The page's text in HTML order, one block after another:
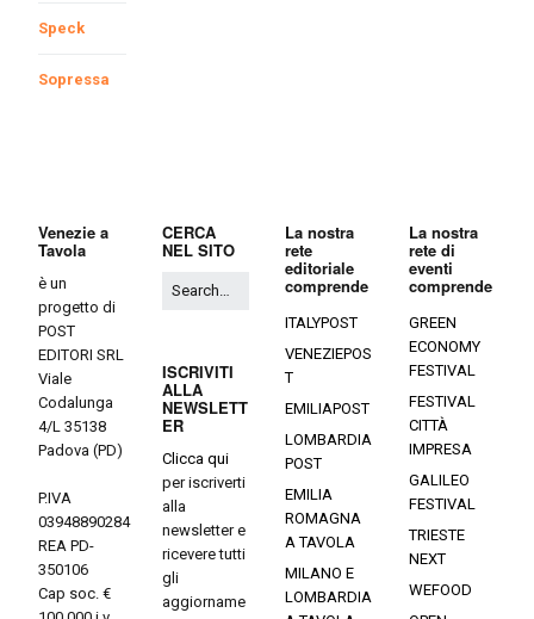
Speck
Sopressa
Venezie a
Tavola
è un
progetto di
POST
EDITORI SRL
Viale
Codalunga
4/L 35138
Padova (PD)
P.IVA
03948890284
REA PD-
350106
Cap soc. €
CERCA
NEL SITO
ISCRIVITI
ALLA
NEWSLETT
ER
Clicca qui
per iscriverti
alla
newsletter e
ricevere tutti
gli
aggiorname
La nostra
rete
editoriale
comprende
ITALYPOST
VENEZIEPOS
T
EMILIAPOST
LOMBARDIA
POST
EMILIA
ROMAGNA
A TAVOLA
MILANO E
LOMBARDIA
La nostra
rete di
eventi
comprende
GREEN
ECONOMY
FESTIVAL
FESTIVAL
CITTÀ
IMPRESA
GALILEO
FESTIVAL
TRIESTE
NEXT
WEFOOD